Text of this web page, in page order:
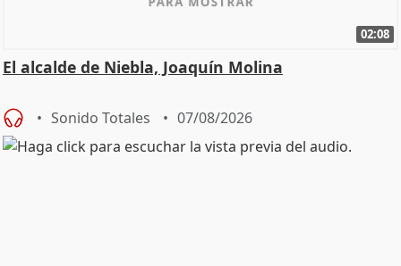
02:08
El alcalde de Niebla, Joaquín Molina
Sonido Totales 07/08/2026